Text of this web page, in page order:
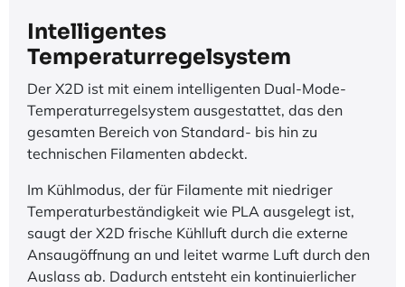
Intelligentes
Temperaturregelsystem
Der X2D ist mit einem intelligenten Dual-Mode-
Temperaturregelsystem ausgestattet, das den
gesamten Bereich von Standard- bis hin zu
technischen Filamenten abdeckt.
Im Kühlmodus, der für Filamente mit niedriger
Temperaturbeständigkeit wie PLA ausgelegt ist,
saugt der X2D frische Kühlluft durch die externe
Ansaugöffnung an und leitet warme Luft durch den
Auslass ab. Dadurch entsteht ein kontinuierlicher